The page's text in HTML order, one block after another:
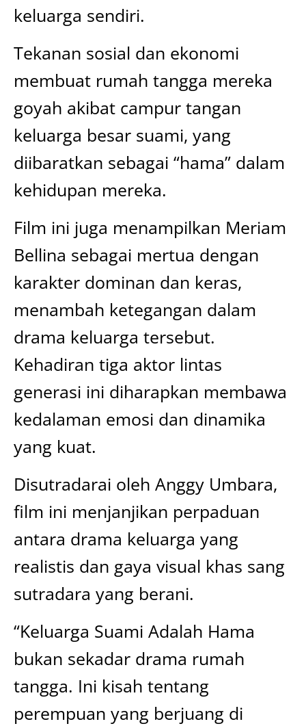
keluarga sendiri.
Tekanan sosial dan ekonomi
membuat rumah tangga mereka
goyah akibat campur tangan
keluarga besar suami, yang
diibaratkan sebagai “hama” dalam
kehidupan mereka.
Film ini juga menampilkan Meriam
Bellina sebagai mertua dengan
karakter dominan dan keras,
menambah ketegangan dalam
drama keluarga tersebut.
Kehadiran tiga aktor lintas
generasi ini diharapkan membawa
kedalaman emosi dan dinamika
yang kuat.
Disutradarai oleh Anggy Umbara,
film ini menjanjikan perpaduan
antara drama keluarga yang
realistis dan gaya visual khas sang
sutradara yang berani.
“Keluarga Suami Adalah Hama
bukan sekadar drama rumah
tangga. Ini kisah tentang
perempuan yang berjuang di